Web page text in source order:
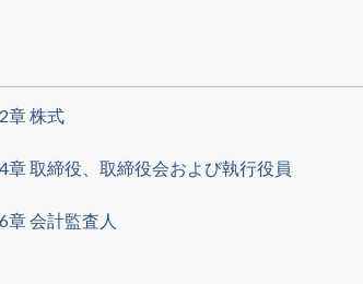
章 株式
章 取締役、取締役会および執行役員
章 会計監査人